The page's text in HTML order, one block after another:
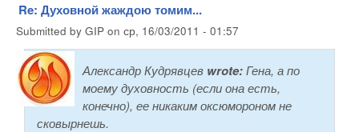
Re: Духовной жаждою томим...
Submitted by GIP on ср, 16/03/2011 - 01:57
Александр Кудрявцев wrote:Гена, а по
моему духовность (если она есть,
конечно), ее никаким оксюмороном не
сковырнешь.